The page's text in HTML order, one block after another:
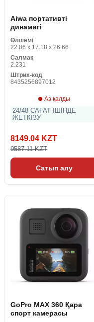
Aiwa портативті
динамигі
Өлшемі
22.06 x 17.18 x 26.66
Салмақ
2.231
Штрих-код
8435256897012
Аз қалды
24/48 САҒАТ ІШІНДЕ
ЖЕТКІЗУ
8149.04 KZT
9587.11 KZT
Сатып алу
GoPro MAX 360 Қара
спорт камерасы